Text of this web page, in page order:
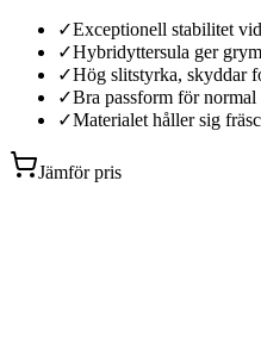
✓Exceptionell stabilitet
✓Hybridyttersula ger
✓Hög slitstyrka, skyddar
✓Bra passform för
✓Materialet håller sig
Jämför pris